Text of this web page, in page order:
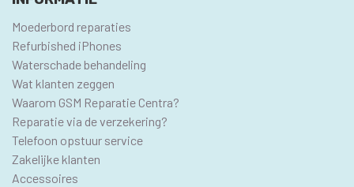
Moederbord reparaties
Refurbished iPhones
Waterschade behandeling
Wat klanten zeggen
Waarom GSM Reparatie Centra?
Reparatie via de verzekering?
Telefoon opstuur service
Zakelijke klanten
Accessoires